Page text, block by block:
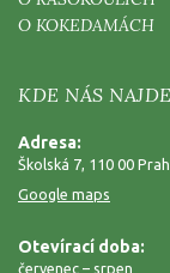
O KOKEDAMÁCH
KDE NÁS
Adresa:
Školská 7, 110 00
Google maps
Otevírací doba:
červenec – srpen